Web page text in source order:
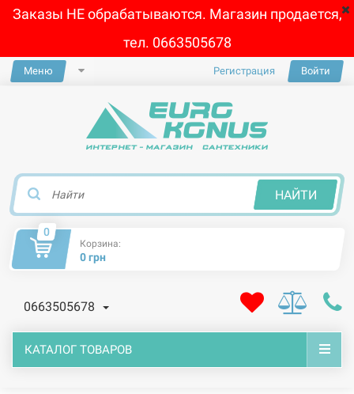
Заказы НЕ обрабатываются. Магазин продается,
тел. 0663505678
Меню Регистрация Войти
НАЙТИ
0
Корзина:
0 грн
0663505678
КАТАЛОГ ТОВАРОВ